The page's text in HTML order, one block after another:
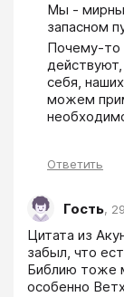
Мы -
запасном
Почему-то
себя,
можем
Ответить
Гость,
Цитата из
забыл, что
Библию тоже
особенно